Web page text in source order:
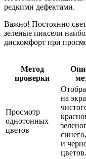
редкими дефектами.
Важно! Постоянно
зеленые пиксели
дискомфорт при
Метод
проверки
Просмотр
однотонных
цветов
на
и
цветов.